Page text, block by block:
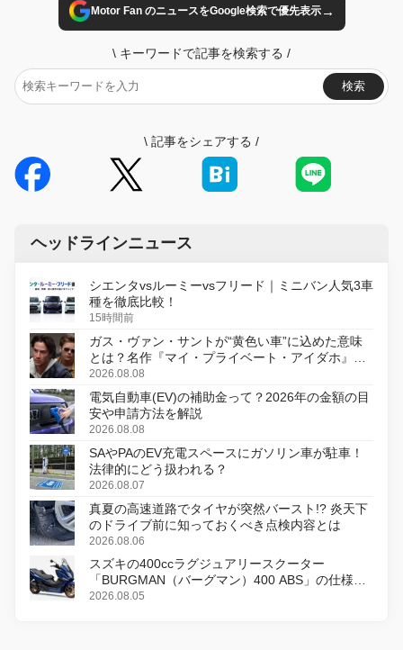
Motor Fan のニュースをGoogle検索で優先表示→
\ キーワードで記事を検索する /
検索
\ 記事をシェアする /
ヘッドラインニュース
シエンタvsルーミーvsフリード｜ミニバン人気3車
種を徹底比較！
15時間前
ガス・ヴァン・サントが“黄色い車”に込めた意味
とは？名作『マイ・プライベート・アイダホ』が
初のデジタルリマスター版で復活
2026.08.08
電気自動車(EV)の補助金って？2026年の金額の目
安や申請方法を解説
2026.08.08
SAやPAのEV充電スペースにガソリン車が駐車！
法律的にどう扱われる？
2026.08.07
真夏の高速道路でタイヤが突然バースト!? 炎天下
のドライブ前に知っておくべき点検内容とは
2026.08.06
スズキの400ccラグジュアリースクーター
「BURGMAN（バーグマン）400 ABS」の仕様を
変更し、8月18日に発売
2026.08.05